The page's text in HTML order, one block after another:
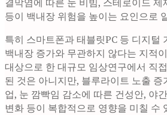
등이 백내장 위험을 높이는 요인으로
특히 스마트폰과 태블릿PC 등 디지털
백내장 증가와 무관하지 않다는 지적
대상으로 한 대규모 임상연구에서 직
된 것은 아니지만, 블루라이트 노출
업, 눈 깜빡임 감소에 따른 건성안, 야
변화 등이 복합적으로 영향을 미칠 수